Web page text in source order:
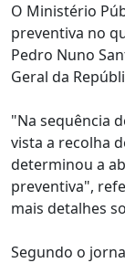
O Ministério
preventiva no
Pedro Nuno
Geral da
"Na sequência
vista a recolha
determinou a
preventiva",
mais detalhes
Segundo o